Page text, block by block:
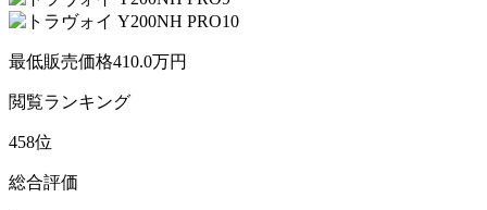
最低販売価格410.0万円
閲覧ランキング
458位
総合評価